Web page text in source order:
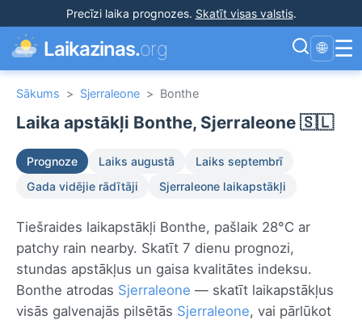
Precīzi laika prognozes. Skatīt visas valstis.
Laikazinas.org 🌐 ☰
Sākums > Sjerraleone > Bonthe
Laika apstākļi Bonthe, Sjerraleone 🇸🇱
Prognoze Laiks augustā
Laiks septembrī
Gada vidējie rādītāji
Sjerraleone laikapstākļi
Tiešraides laikapstākļi Bonthe, pašlaik 28°C ar
patchy rain nearby. Skatīt 7 dienu prognozi,
stundas apstākļus un gaisa kvalitātes indeksu.
Bonthe atrodas Sjerraleone — skatīt laikapstākļus
visās galvenajās pilsētās Sjerraleone, vai pārlūkot